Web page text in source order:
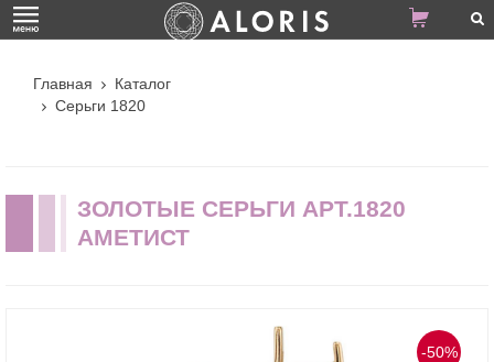
Главная
Каталог
Серьги 1820
ЗОЛОТЫЕ СЕРЬГИ АРТ.1820
АМЕТИСТ
-50%